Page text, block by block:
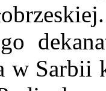
w Sarbii